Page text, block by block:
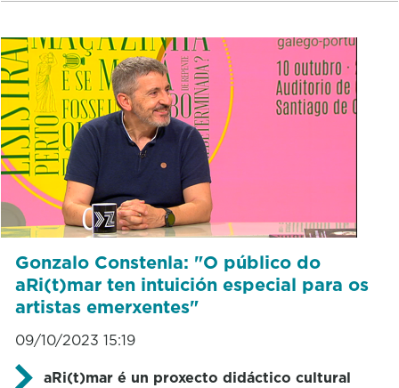
Gonzalo Constenla: "O público do
aRi(t)mar ten intuición especial para os
artistas emerxentes"
09/10/2023 15:19
aRi(t)mar é un proxecto didáctico cultural